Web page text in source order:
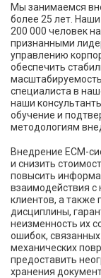
Мы занимаемся
более 25 лет.
200 000 человек
признанными
управлению
обеспечить
специалиста в
наши
обучение и
методологиям
Внедрение ECM-
и снизить
повысить
взаимодействия с
клиентов, а также
дисциплины,
неизменность их
ошибок,
механических
предоставить
хранения